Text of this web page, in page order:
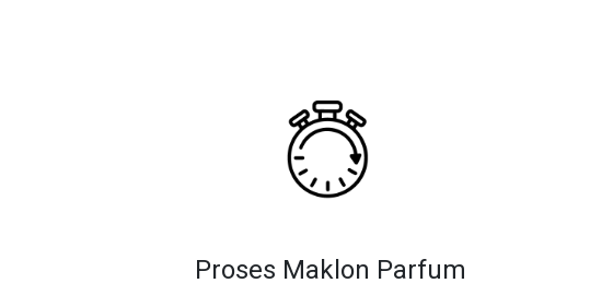
Proses Maklon Parfum